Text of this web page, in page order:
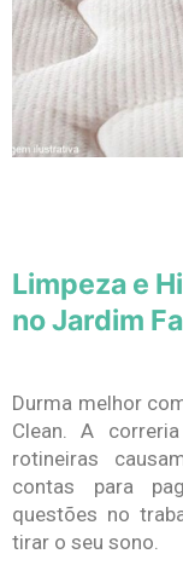
Limpeza e
no Jardim
Durma melhor
Clean. A
rotineiras
contas para
questões no
tirar o seu sono.